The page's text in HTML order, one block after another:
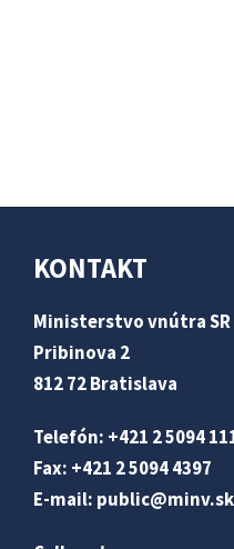
KONTAKT
Ministerstvo vnútra SR
Pribinova 2
812 72 Bratislava
Telefón: +421 2 5094
Fax: +421 2 5094 4397
E-mail: public@minv.sk